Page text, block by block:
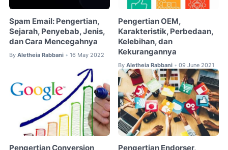
Spam Email: Pengertian,
Sejarah, Penyebab, Jenis,
dan Cara Mencegahnya
By Aletheia Rabbani • 16 May 2022
Pengertian OEM,
Karakteristik, Perbedaan,
Kelebihan, dan
Kekurangannya
By Aletheia Rabbani • 09 June 2021
Pengertian Conversion
Pengertian Endorser,